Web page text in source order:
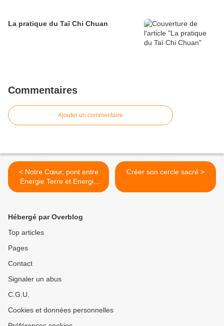
La pratique du Taï Chi Chuan
Commentaires
Ajouter un commentaire
< Notre Cœur, pont entre
Energie Terre et Energie
Ciel
Créer son cercle sacré >
Hébergé par Overblog
Top articles
Pages
Contact
Signaler un abus
C.G.U.
Cookies et données personnelles